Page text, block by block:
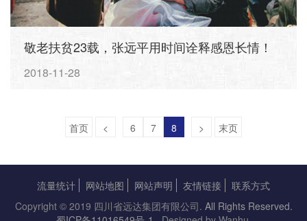
敬老扶贫23载，张远平用时间诠释感恩长情！
2018-11-28
首页 < 6 7 8 > 末页
流量统计 网站地图 网站声明 友情链接
联系方式
Copyright © 2019 四川省远达集团有限公司. All Rights Reserved.